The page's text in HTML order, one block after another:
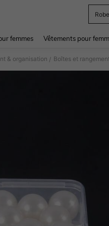
Robe
femmes Vêtements pour
& organisation / Boîtes et